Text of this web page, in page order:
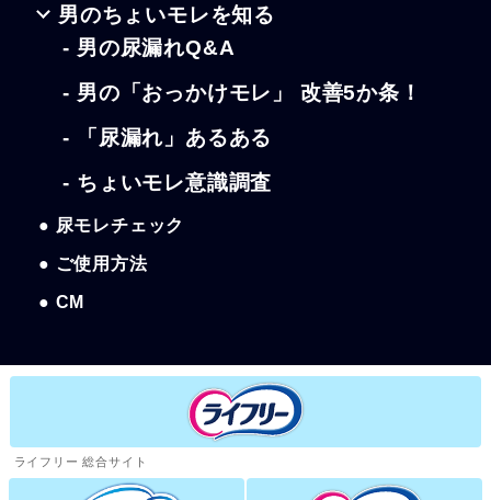
男のちょいモレを知る
- 男の尿漏れQ&A
- 男の「おっかけモレ」 改善5か条！
- 「尿漏れ」あるある
- ちょいモレ意識調査
● 尿モレチェック
● ご使用方法
● CM
ライフリー 総合サイト